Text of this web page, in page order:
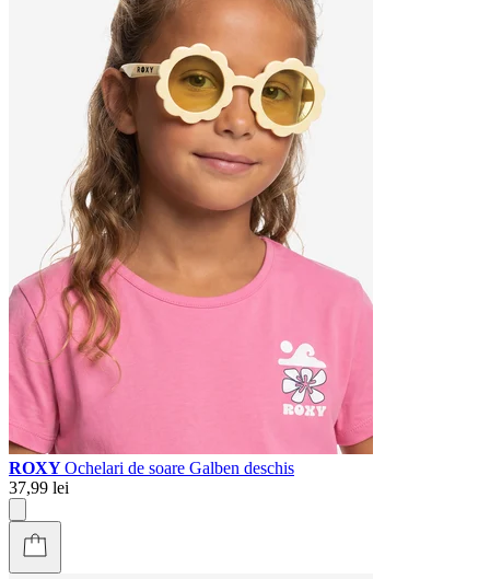
ROXYOchelari de soare Galben deschis
37,99 lei